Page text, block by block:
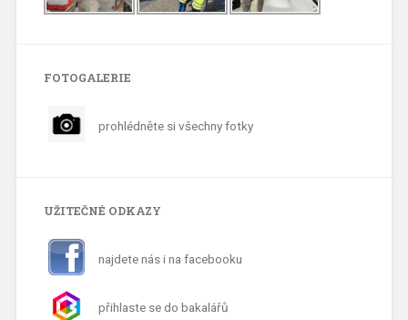
FOTOGALERIE
prohlédněte si všechny fotky
UŽITEČNÉ ODKAZY
najdete nás i na facebooku
přihlaste se do bakalářů